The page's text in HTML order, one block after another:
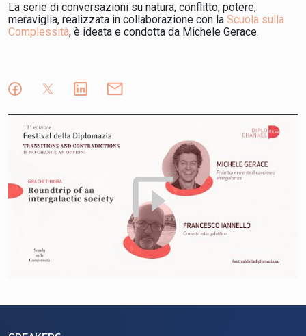
La serie di conversazioni su natura, conflitto, potere,
meraviglia, realizzata in collaborazione con la Scuola sulla
Complessità, è ideata e condotta da Michele Gerace.